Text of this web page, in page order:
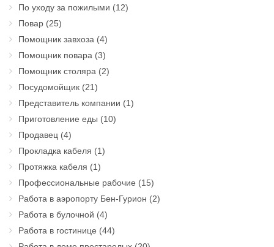
По уходу за пожилыми (12)
Повар (25)
Помощник завхоза (4)
Помощник повара (3)
Помощник столяра (2)
Посудомойщик (21)
Представитель компании (1)
Приготовление еды (10)
Продавец (4)
Прокладка кабеля (1)
Протяжка кабеля (1)
Профессиональные рабочие (15)
Работа в аэропорту Бен-Гурион (2)
Работа в булочной (4)
Работа в гостинице (44)